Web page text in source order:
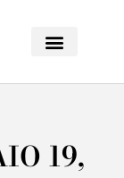
19,